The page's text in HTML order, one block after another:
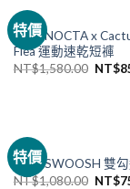
特價
NIKE
NIKE NOCTA x
Flea 運動速乾短褲
NT$1,580.00 NT$
特價
NIKE
NIKE SWOOSH 雙
NT$1,080.00 NT$